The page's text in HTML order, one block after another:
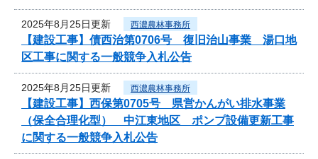
2025年8月25日更新 西濃農林事務所
【建設工事】債西治第0706号 復旧治山事業 湯口地
区工事に関する一般競争入札公告
2025年8月25日更新 西濃農林事務所
【建設工事】西保第0705号 県営かんがい排水事業
（保全合理化型） 中江東地区 ポンプ設備更新工事
に関する一般競争入札公告